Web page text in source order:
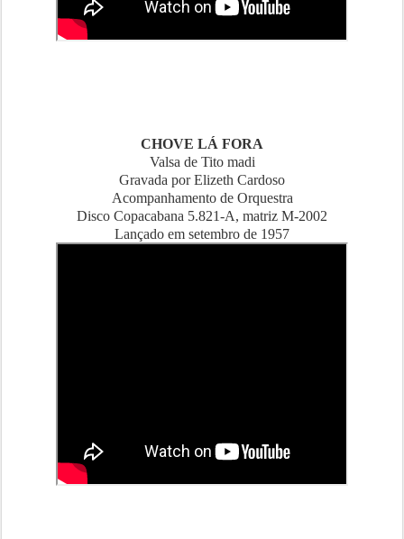
CHOVE LÁ FORA
Valsa de Tito madi
Gravada por Elizeth Cardoso
Acompanhamento de Orquestra
Disco Copacabana 5.821-A, matriz M-2002
Lançado em setembro de 1957